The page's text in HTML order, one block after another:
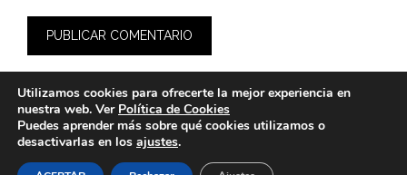
© 2026 fashionlawinstitute.es -
Utilizamos cookies para ofrecerte la mejor experiencia en
nuestra web. Ver Política de Cookies
Puedes aprender más sobre qué cookies utilizamos o
desactivarlas en los ajustes.